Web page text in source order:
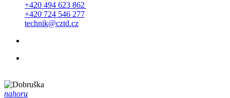
+420 494 623 862
+420 724 546 277
technik@cztd.cz
nahoru